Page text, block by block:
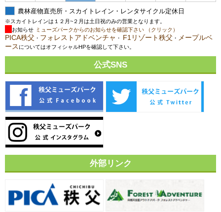
農林産物直売所・スカイトレイン・レンタサイクル定休日
※スカイトレインは１２月~２月は土日祝のみの営業となります。
お知らせ ミューズパークからのお知らせを確認下さい （クリック）
PICA秩父 ・ フォレストアドベンチャ ・ F1リゾート秩父 ・ メープルベ
ース についてはオフィシャルHPを確認して下さい。
公式SNS
外部リンク